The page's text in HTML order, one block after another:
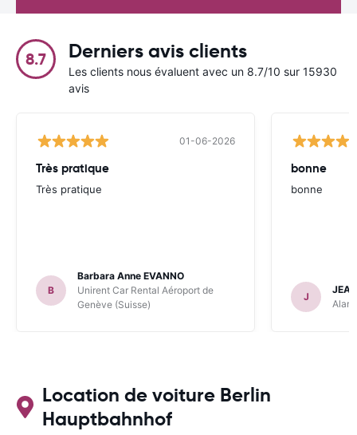
8.7 Derniers avis clients
Les clients nous évaluent avec un 8.7/10 sur 15930
avis
01-06-2026
Très pratique
Très pratique
B
Barbara Anne EVANNO
Unirent Car Rental Aéroport de
Genève (Suisse)
bonne
bonne
J
Location de voiture Berlin
Hauptbahnhof